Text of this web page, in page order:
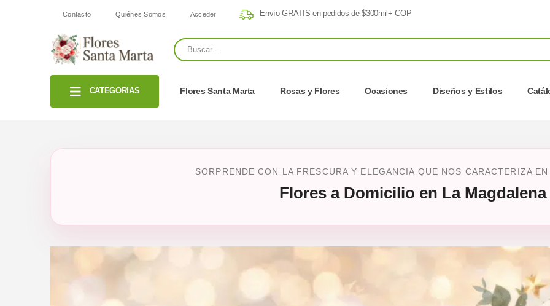
Contacto Quiénes Somos Acceder Envío GRATIS en pedidos de $300mil+ COP
CATEGORIAS Flores Santa Marta Rosas y Flores Ocasiones Diseños y Estilos
SORPRENDE CON LA FRESCURA Y ELEGANCIA QUE NOS CARACTERIZA
Flores a Domicilio en La Magdalena